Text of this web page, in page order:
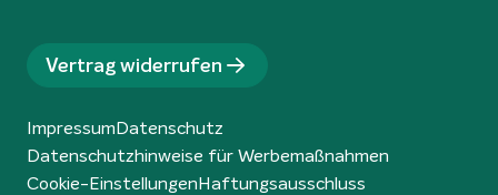
Vertrag widerrufen
ImpressumDatenschutz
Datenschutzhinweise für Werbemaßnahmen
Cookie-EinstellungenHaftungsausschluss